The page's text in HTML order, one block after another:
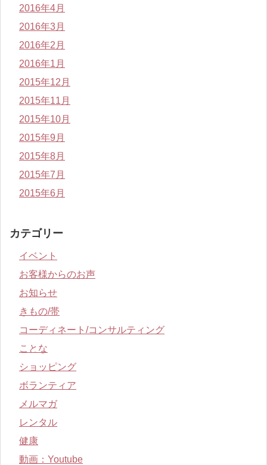
2016年4月
2016年3月
2016年2月
2016年1月
2015年12月
2015年11月
2015年10月
2015年9月
2015年8月
2015年7月
2015年6月
カテゴリー
イベント
お客様からのお声
お知らせ
きもの/帯
コーディネート/コンサルティング
ことな
ショッピング
ボランティア
メルマガ
レンタル
健康
動画：Youtube